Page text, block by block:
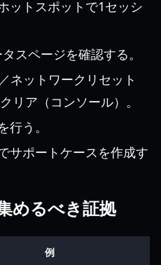
ットスポットで1セッシ
スページを確認する。
ネットワークリセット
リア（コンソール）。
う。
サポートケースを作成す
めるべき証拠
例